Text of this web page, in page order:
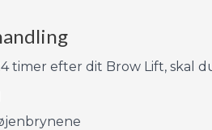
timer efter dit Brow Lift, skal